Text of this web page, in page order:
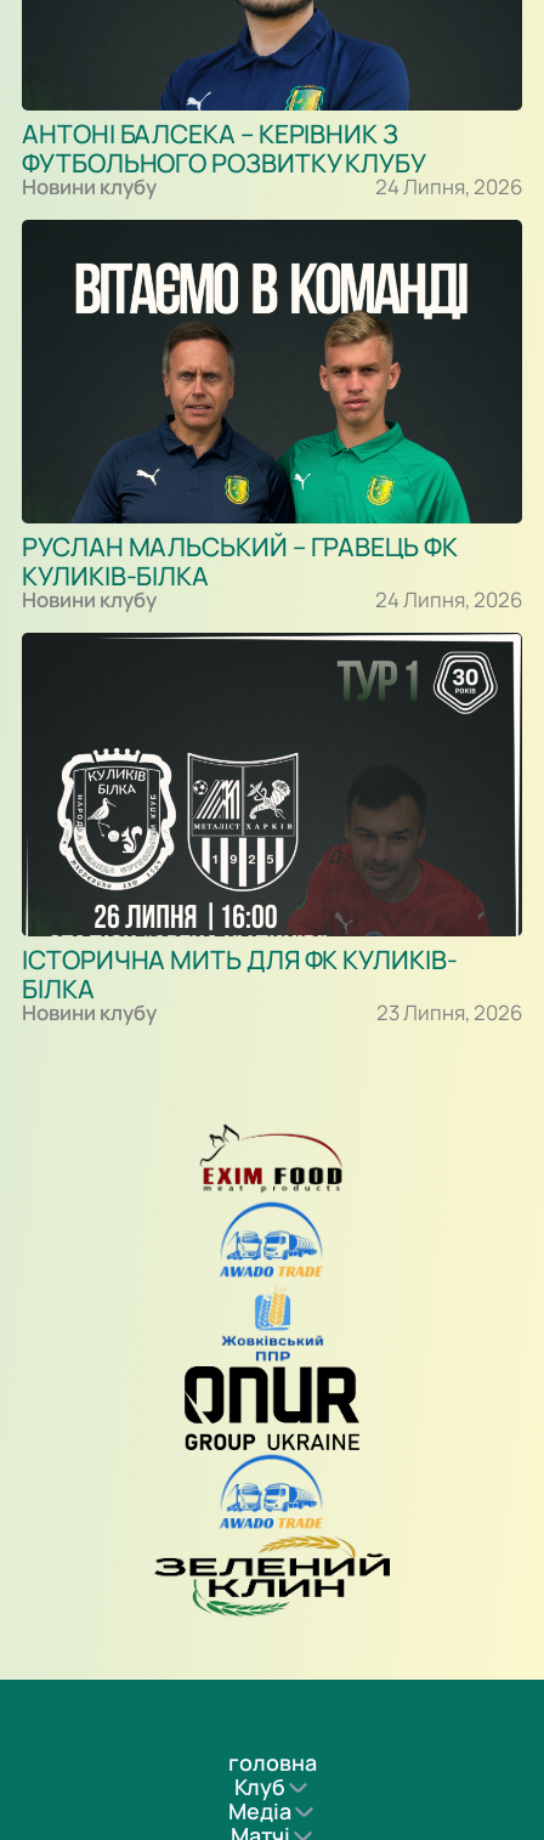
АНТОНІ БАЛСЕКА – КЕРІВНИК З
ФУТБОЛЬНОГО РОЗВИТКУ КЛУБУ
Новини клубу 24 Липня, 2026
РУСЛАН МАЛЬСЬКИЙ – ГРАВЕЦЬ ФК
КУЛИКІВ-БІЛКА
Новини клубу 24 Липня, 2026
ІСТОРИЧНА МИТЬ ДЛЯ ФК КУЛИКІВ-
БІЛКА
Новини клубу 23 Липня, 2026
головна
Клуб
Медіа